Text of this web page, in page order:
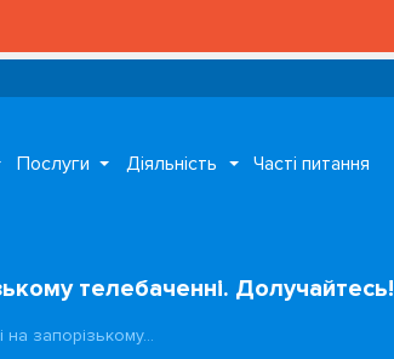
Послуги Діяльність Часті питання
телебаченні. Долучайтесь!
на запорізькому…